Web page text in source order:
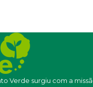
Verde surgiu com a